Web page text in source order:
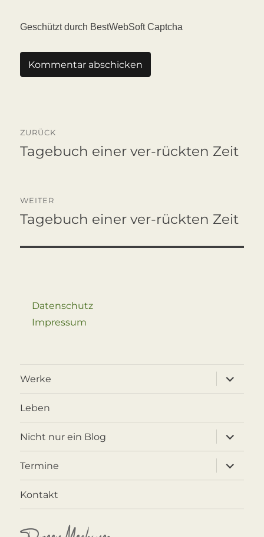
Geschützt durch BestWebSoft Captcha
ZURÜCK
Vorheriger
Tagebuch einer ver-rückten Zeit
WEITER
Nächster
Tagebuch einer ver-rückten Zeit
Datenschutz
Impressum
Werke
öffnen
Leben
Nicht nur ein Blog
öffnen
Termine
öffnen
Kontakt